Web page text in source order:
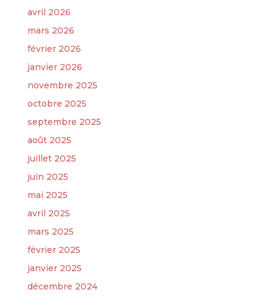
avril 2026
mars 2026
février 2026
janvier 2026
novembre 2025
octobre 2025
septembre 2025
août 2025
juillet 2025
juin 2025
mai 2025
avril 2025
mars 2025
février 2025
janvier 2025
décembre 2024